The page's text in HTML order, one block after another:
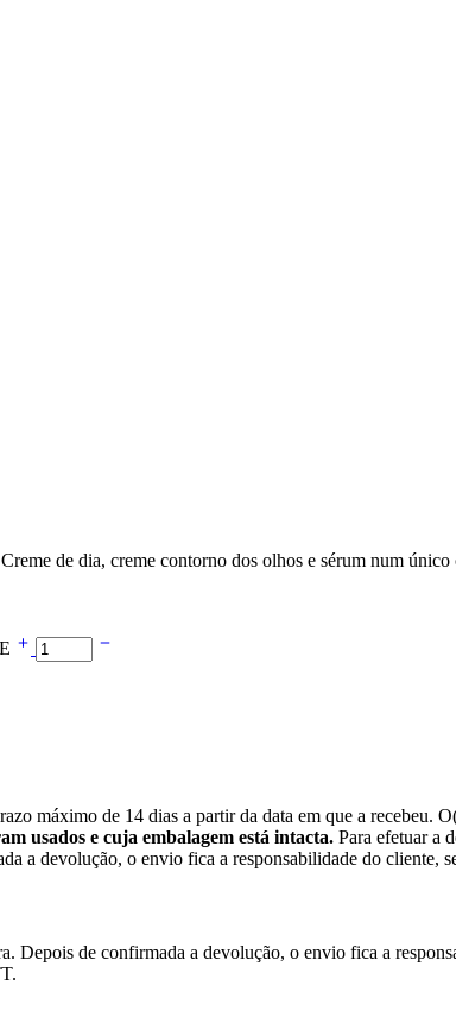
de dia, creme contorno dos olhos e sérum num
máximo de 14 dias a partir da data em que a recebeu.
usados e cuja embalagem está intacta. Para efetuar a
a devolução, o envio fica a responsabilidade do cliente,
de confirmada a devolução, o envio fica a